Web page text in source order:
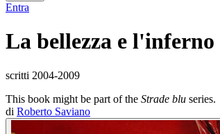
Entra
La bellezza e l'inferno
scritti 2004-2009
This book might be part of the Strade blu series.
di Roberto Saviano